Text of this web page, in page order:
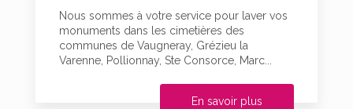
Nous sommes à votre service pour laver vos
monuments dans les cimetières des
communes de Vaugneray, Grézieu la
Varenne, Pollionnay, Ste Consorce, Marc...
En savoir plus